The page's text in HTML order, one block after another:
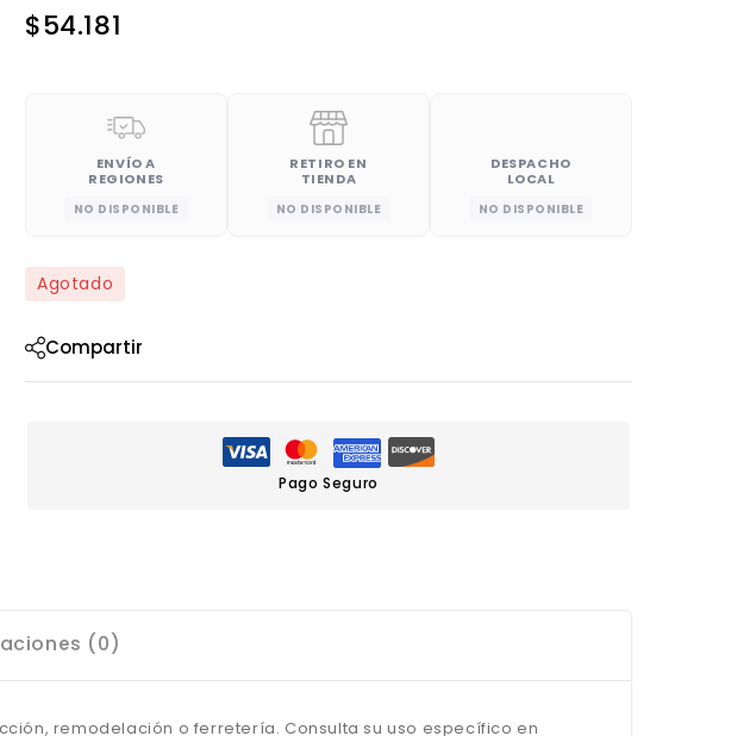
$54.181
ENVÍO A
REGIONES
NO DISPONIBLE
RETIRO EN
TIENDA
NO DISPONIBLE
DESPACHO
LOCAL
NO DISPONIBLE
Agotado
Compartir
Pago Seguro
(0)
remodelación o ferretería. Consulta su uso específico en